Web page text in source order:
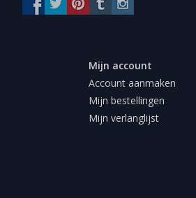
Mijn account
Account aanmaken
Mijn bestellingen
Mijn verlanglijst